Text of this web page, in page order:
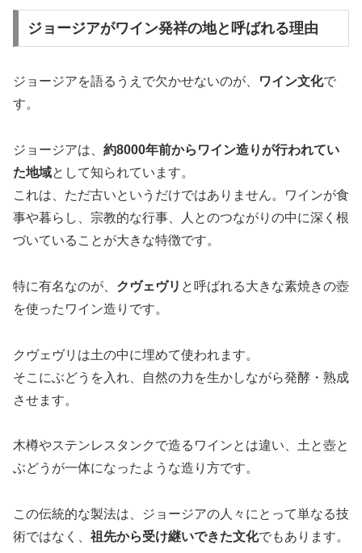
ジョージアがワイン発祥の地と呼ばれる理由
ジョージアを語るうえで欠かせないのが、 ワイン文化で
す。
ジョージアは、 約8000年前からワイン造りが行われてい
た地域として知られています。
これは、ただ古いというだけではありません。ワインが食
事や暮らし、宗教的な行事、人とのつながりの中に深く根
づいていることが大きな特徴です。
特に有名なのが、 クヴェヴリ と呼ばれる大きな素焼きの壺
を使ったワイン造りです。
クヴェヴリは土の中に埋めて使われます。
そこにぶどうを入れ、自然の力を生かしながら発酵・熟成
させます。
木樽やステンレスタンクで造るワインとは違い、土と壺と
ぶどうが一体になったような造り方です。
この伝統的な製法は、ジョージアの人々にとって単なる技
術ではなく、 祖先から受け継いできた文化でもあります。